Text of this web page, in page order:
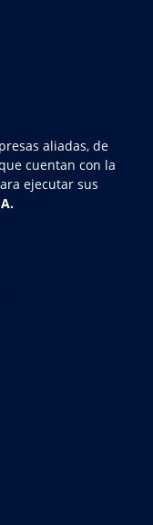
aliadas, de
cuentan con la
ejecutar sus